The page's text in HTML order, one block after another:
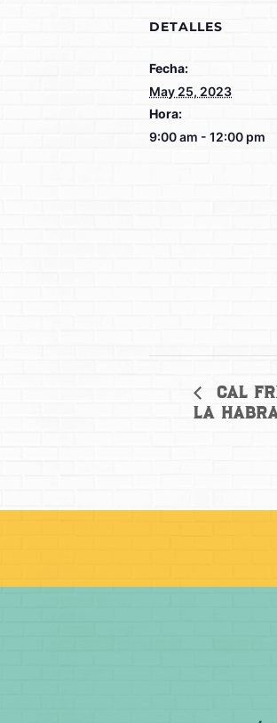
DETALLES
Fecha:
May 25, 2023
Hora:
9:00 am - 12:00 pm
Cal
La